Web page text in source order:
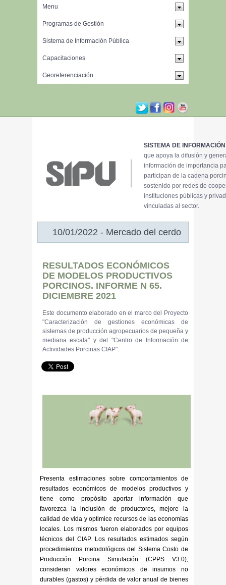
SISTEMA DE
que apoya la difusión y
información de importancia
participan de la cadena
sostenido por redes de
instituciones públicas y
vinculadas al sector.
10/01/2022 - Mercado del cerdo
RESULTADOS ECONÓMICOS
DE MODELOS PRODUCTIVOS
PORCINOS. INFORME N 65.
DICIEMBRE 2021
Este documento elaborado en el marco del Proyecto
"Caracterización de gestiones económicas de
sistemas de producción agropecuarios de pequeña y
mediana escala" y del "Centro de Información de
Actividades Porcinas CIAP".
Presenta estimaciones sobre comportamientos de
resultados económicos de modelos productivos y
tiene como propósito aportar información que
favorezca la inclusión de productores, mejore la
calidad de vida y optimice recursos de las economías
locales. Los mismos fueron elaborados por equipos
técnicos del CIAP. Los resultados estimados según
procedimientos metodológicos del Sistema Costo de
Producción Porcina Simulación (CPPS V3.0),
consideran valores económicos de insumos no
durables (gastos) y pérdida de valor anual de bienes